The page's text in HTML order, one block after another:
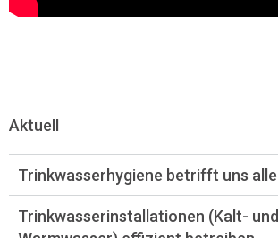
Aktuell
Trinkwasserhygiene betrifft uns alle
Trinkwasserinstallationen (Kalt- und